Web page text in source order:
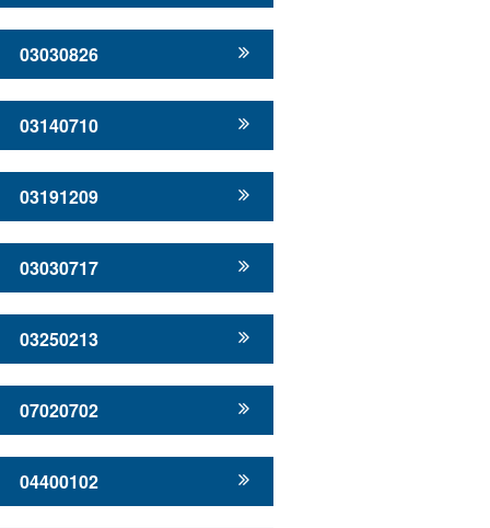
03030826
03140710
03191209
03030717
03250213
07020702
04400102